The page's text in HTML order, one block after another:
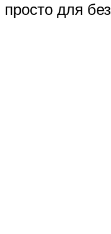
просто для